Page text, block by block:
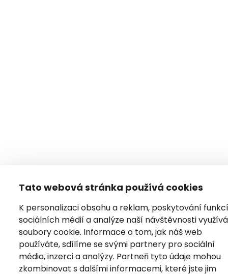
Tato webová stránka používá cookies
K personalizaci obsahu a reklam, poskytování funkcí
sociálních médií a analýze naší návštěvnosti
soubory cookie. Informace o tom, jak náš web
používáte, sdílíme se svými partnery pro sociální
média, inzerci a analýzy. Partneři tyto údaje mohou
zkombinovat s dalšími informacemi, které jste jim